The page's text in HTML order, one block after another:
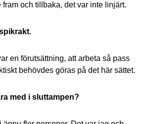
och tillbaka, det var inte linjärt.
en förutsättning, att arbeta så pass
behövdes göras på det här sättet.
med i sluttampen?